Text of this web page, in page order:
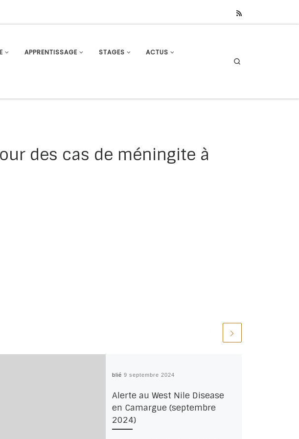
APPRENTISSAGE STAGES ACTUS
des cas de méningite à
Publié 9 septembre 2024
Alerte au West Nile Disease
en Camargue (septembre
2024)